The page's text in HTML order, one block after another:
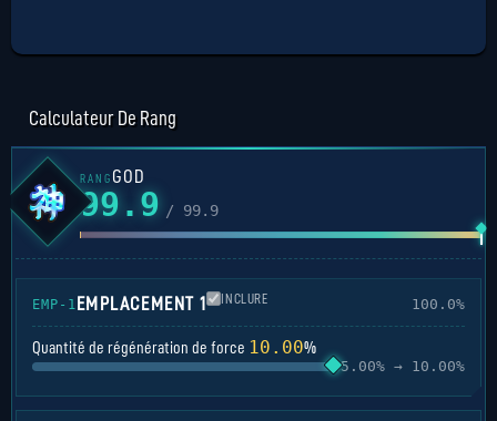
Calculateur De Rang
RANG GOD
99.9 / 99.9
EMP-1 EMPLACEMENT 1 INCLURE 100.0%
Quantité de régénération de force 10.00%
5.00% → 10.00%